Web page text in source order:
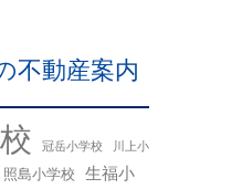
不動産案内
冠岳小学校
川上小
照島小学校 生福小